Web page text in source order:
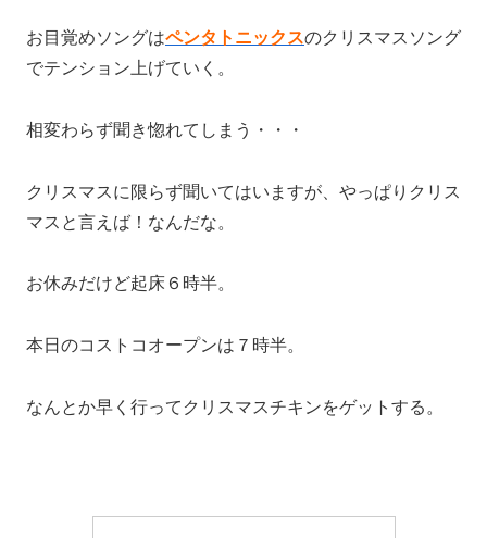
お目覚めソングはペンタトニックスのクリスマスソング
でテンション上げていく。
相変わらず聞き惚れてしまう・・・
クリスマスに限らず聞いてはいますが、やっぱりクリス
マスと言えば！なんだな。
お休みだけど起床６時半。
本日のコストコオープンは７時半。
なんとか早く行ってクリスマスチキンをゲットする。